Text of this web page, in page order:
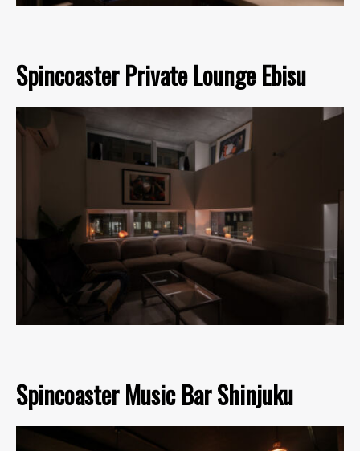
Spincoaster Private Lounge Ebisu
Spincoaster Music Bar Shinjuku